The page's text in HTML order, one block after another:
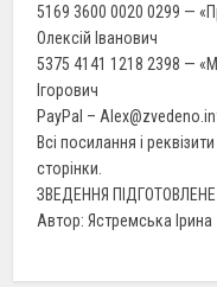
5169 3600 0020 0299 —
Олексій Іванович
5375 4141 1218 2398 —
Ігорович
PayPal –
Всі посилання і
сторінки.
ЗВЕДЕННЯ ПІДГОТОВЛЕНЕ
Автор: Ястремська Ірина